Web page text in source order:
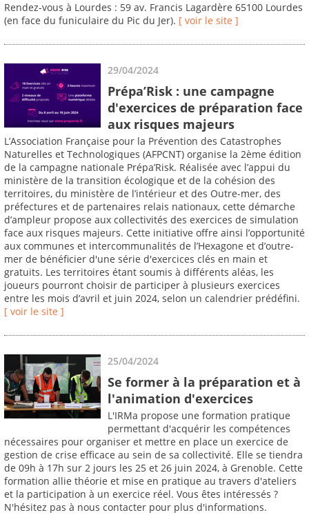
Rendez-vous à Lourdes : 59 av. Francis Lagardère 65100 Lourdes
(en face du funiculaire du Pic du Jer). [ voir le site ]
29/04/2024
Prépa’Risk : une campagne
d'exercices de préparation face
aux risques majeurs
L’Association Française pour la Prévention des Catastrophes
Naturelles et Technologiques (AFPCNT) organise la 2ème édition
de la campagne nationale Prépa’Risk. Réalisée avec l’appui du
ministère de la transition écologique et de la cohésion des
territoires, du ministère de l’intérieur et des Outre-mer, des
préfectures et de partenaires relais nationaux, cette démarche
d’ampleur propose aux collectivités des exercices de simulation
face aux risques majeurs. Cette initiative offre ainsi l’opportunité
aux communes et intercommunalités de l’Hexagone et d’outre-
mer de bénéficier d'une série d'exercices clés en main et
gratuits. Les territoires étant soumis à différents aléas, les
joueurs pourront choisir de participer à plusieurs exercices
entre les mois d’avril et juin 2024, selon un calendrier prédéfini.
[ voir le site ]
25/04/2024
Se former à la préparation et à
l'animation d'exercices
L'IRMa propose une formation pratique
permettant d'acquérir les compétences
nécessaires pour organiser et mettre en place un exercice de
gestion de crise efficace au sein de sa collectivité. Elle se tiendra
de 09h à 17h sur 2 jours les 25 et 26 juin 2024, à Grenoble. Cette
formation allie théorie et mise en pratique au travers d'ateliers
et la participation à un exercice réel. Vous êtes intéressés ?
N'hésitez pas à nous contacter pour plus d'informations.